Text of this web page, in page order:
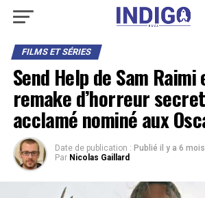
FILMS ET SÉRIES
Send Help de Sam
remake d’horreur
acclamé nominé aux
Date de publication : Publié il y a 6 mois
Par Nicolas Gaillard